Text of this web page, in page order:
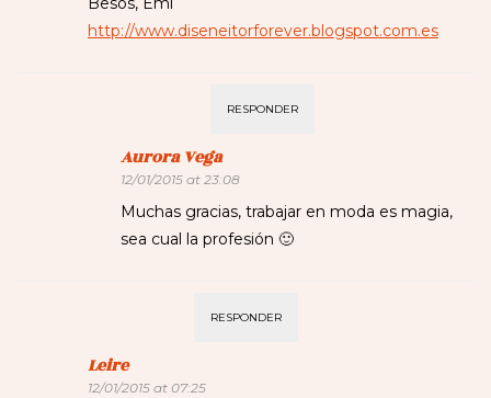
http://www.diseneitorforever.blogspot.com.es
RESPONDER
Aurora Vega
12/01/2015 at 23:08
Muchas gracias, trabajar en moda es magia,
sea cual la profesión 🙂
RESPONDER
Leire
12/01/2015 at 07:25